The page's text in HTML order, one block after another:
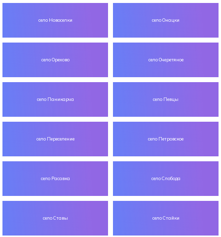
село Новоселки село Онацки
село Орехово село Очеретяное
село Паникарча село Певцы
село Переселение село Петровское
село Расавка село Слобода
село Ставы село Стайки